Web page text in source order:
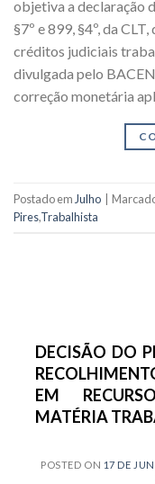
objetiva a declaração
§7º e 899, §4º, da
créditos judiciais
divulgada pelo
correção monetária
Postado em Julho
Pires,Trabalhista
DECISÃO DO
EM
MATÉRIA
POSTED ON 17 DE